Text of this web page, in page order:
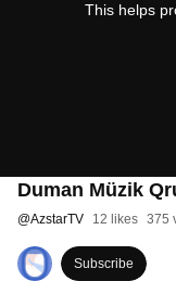
This helps
Duman Müzik
@AzstarTV 12 likes 375
Subscribe